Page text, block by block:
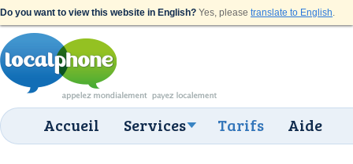
Do you want to view this website in English? Yes, please translate to English.
Accueil Services Tarifs Aide